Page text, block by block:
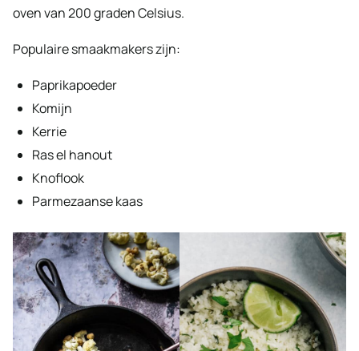
oven van 200 graden Celsius.
Populaire smaakmakers zijn:
Paprikapoeder
Komijn
Kerrie
Ras el hanout
Knoflook
Parmezaanse kaas